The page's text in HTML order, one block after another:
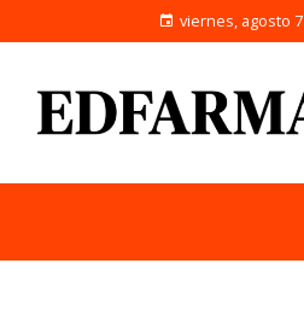
viernes, agosto 7